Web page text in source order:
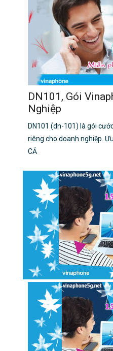
DN101, Gói
Nghiệp
DN101 (dn-101) là gói
riêng cho doanh nghiệp.
CẢ